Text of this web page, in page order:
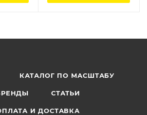
КАТАЛОГ ПО МАСШТАБУ
СТАТЬИ
И ДОСТАВКА